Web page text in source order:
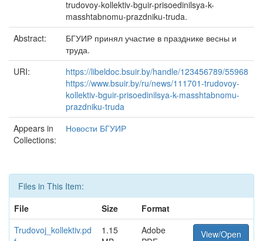
trudovoy-kollektiv-bguir-prisoedinilsya-k-
masshtabnomu-prazdniku-truda.
Abstract:
БГУИР принял участие в празднике весны и
труда.
URI:
https://libeldoc.bsuir.by/handle/123456789/55968
https://www.bsuir.by/ru/news/111701-trudovoy-
kollektiv-bguir-prisoedinilsya-k-masshtabnomu-
prazdniku-truda
Appears in
Collections:
Новости БГУИР
Files in This Item:
File
Size
Format
Trudovoj_kollektiv.pd
1.15
Adobe
View/Open